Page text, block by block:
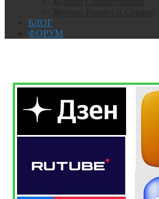
БЛОГ
ФОРУМ